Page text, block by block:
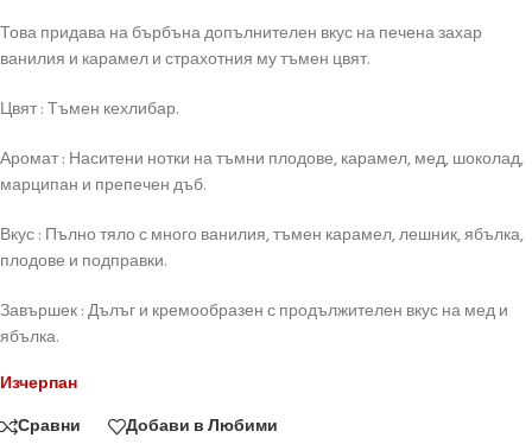
Това придава на бърбъна допълнителен вкус на печена захар
ванилия и карамел и страхотния му тъмен цвят.
Цвят : Тъмен кехлибар.
Аромат : Наситени нотки на тъмни плодове, карамел, мед, шоколад,
марципан и препечен дъб.
Вкус : Пълно тяло с много ванилия, тъмен карамел, лешник, ябълка,
плодове и подправки.
Завършек : Дълъг и кремообразен с продължителен вкус на мед и
ябълка.
Изчерпан
Сравни
Добави в Любими